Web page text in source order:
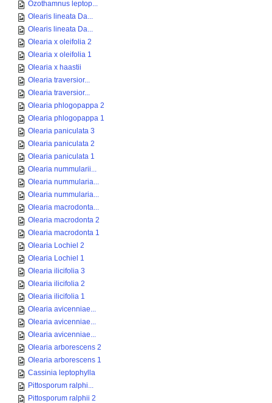
Ozothamnus leptop...
Olearis lineata Da...
Olearis lineata Da...
Olearia x oleifolia 2
Olearia x oleifolia 1
Olearia x haastii
Olearia traversior...
Olearia traversior...
Olearia phlogopappa 2
Olearia phlogopappa 1
Olearia paniculata 3
Olearia paniculata 2
Olearia paniculata 1
Olearia nummularii...
Olearia nummularia...
Olearia nummularia...
Olearia macrodonta...
Olearia macrodonta 2
Olearia macrodonta 1
Olearia Lochiel 2
Olearia Lochiel 1
Olearia ilicifolia 3
Olearia ilicifolia 2
Olearia ilicifolia 1
Olearia avicenniae...
Olearia avicenniae...
Olearia avicenniae...
Olearia arborescens 2
Olearia arborescens 1
Cassinia leptophylla
Pittosporum ralphi...
Pittosporum ralphii 2